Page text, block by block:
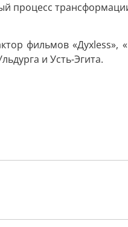
процесс
фильмов
и Усть-Эгита.